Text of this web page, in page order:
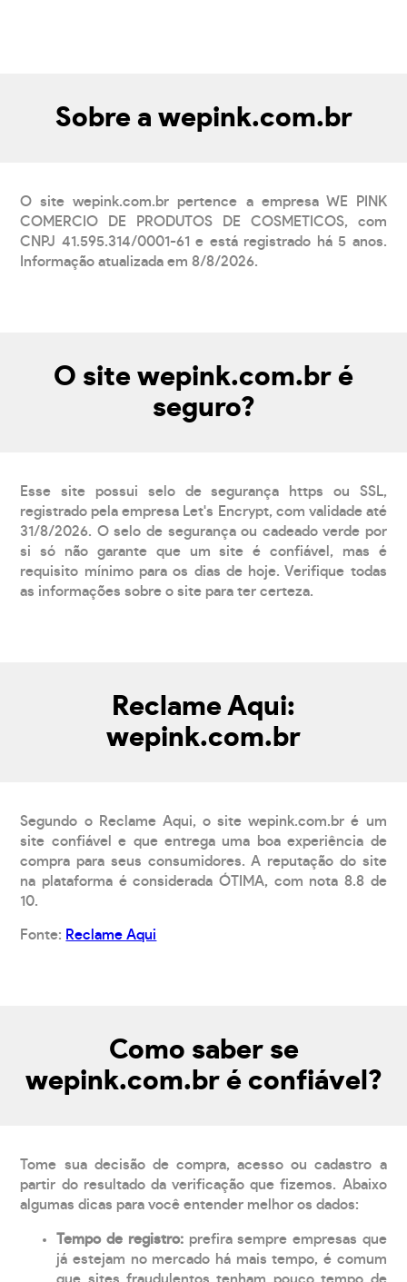
Sobre a wepink.com.br
O site wepink.com.br pertence a empresa WE PINK
COMERCIO DE PRODUTOS DE COSMETICOS, com
CNPJ 41.595.314/0001-61 e está registrado há 5 anos.
Informação atualizada em 8/8/2026.
O site wepink.com.br é
seguro?
Esse site possui selo de segurança https ou SSL,
registrado pela empresa Let's Encrypt, com validade até
31/8/2026. O selo de segurança ou cadeado verde por
si só não garante que um site é confiável, mas é
requisito mínimo para os dias de hoje. Verifique todas
as informações sobre o site para ter certeza.
Reclame Aqui:
wepink.com.br
Segundo o Reclame Aqui, o site wepink.com.br é um
site confiável e que entrega uma boa experiência de
compra para seus consumidores. A reputação do site
na plataforma é considerada ÓTIMA, com nota 8.8 de
10.
Fonte: Reclame Aqui
Como saber se
wepink.com.br é confiável?
Tome sua decisão de compra, acesso ou cadastro a
partir do resultado da verificação que fizemos. Abaixo
algumas dicas para você entender melhor os dados:
Tempo de registro: prefira sempre empresas que
já estejam no mercado há mais tempo, é comum